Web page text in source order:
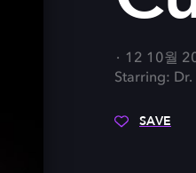
12 10월
Starring:
SAVE